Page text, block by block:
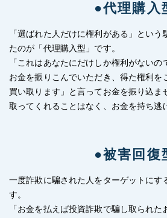
●代理購入
「選ばれた人だけに権利がある」とい
たのが「代理購入型」です。
「これはあなたにだけしか権利がない
お金を振りこんでいただき、得た権利を
買い取ります」と言ってお金を振り込ま
取ってくれることはなく、お金を持ち逃
●被害回復
一度詐欺に騙された人をターゲットにす
す。
「お金を払えば投資詐欺で騙し取られ